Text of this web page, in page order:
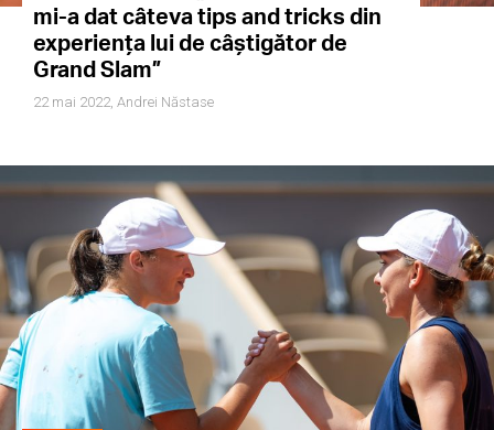
mi-a dat câteva tips and tricks din
experiența lui de câștigător de
Grand Slam”
22 mai 2022, Andrei Năstase